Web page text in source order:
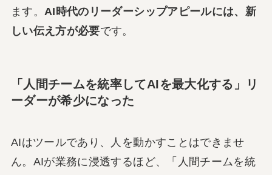
ます。 AI時代のリーダーシップアピールには、新
しい伝え方が必要です。
「人間チームを統率してAIを最大化する」リ
ーダーが希少になった
AIはツールであり、人を動かすことはできませ
ん。AIが業務に浸透するほど、「人間チームを統